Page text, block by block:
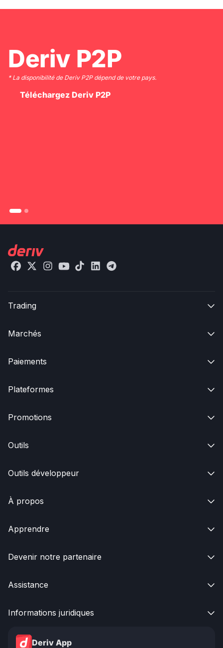
votre pays.
Rejoignez
millions de
Trading 
Marchés 
Paiements 
Plateformes 
Promotions 
Outils 
Outils développeur 
À propos 
Apprendre 
Devenir notre partenaire 
Assistance 
Informations juridiques 
Deriv App